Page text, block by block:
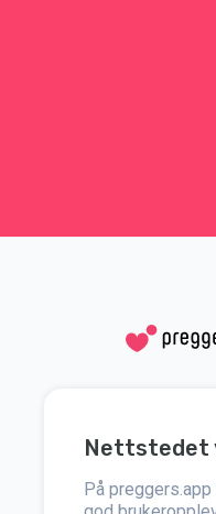
Instagram
Facebook
Nettstedet
På